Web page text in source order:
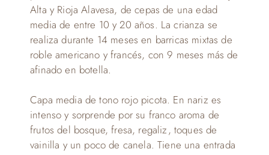
Alta y Rioja Alavesa, de cepas de una edad
media de entre 10 y 20 años. La crianza se
realiza durante 14 meses en barricas mixtas de
roble americano y francés, con 9 meses más de
afinado en botella.
Capa media de tono rojo picota. En nariz es
intenso y sorprende por su franco aroma de
frutos del bosque, fresa, regaliz, toques de
vainilla y un poco de canela. Tiene una entrada